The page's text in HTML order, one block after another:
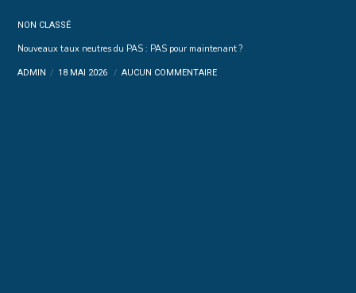
NON CLASSÉ
Nouveaux taux neutres du PAS : PAS pour maintenant ?
ADMIN 18 MAI 2026 AUCUN COMMENTAIRE